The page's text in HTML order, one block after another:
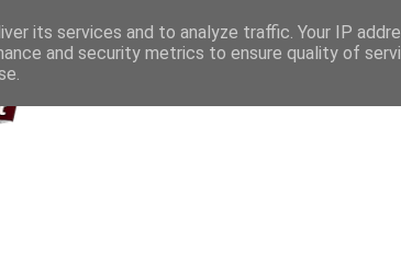
its services and to analyze traffic. Your IP
and security metrics to ensure quality of